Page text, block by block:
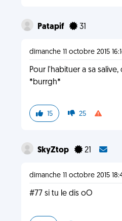
Patapif 31
dimanche 11 octobre 2015
Pour l'habituer a sa
*burrgh*
15 25
SkyZtop 21
dimanche 11 octobre 2015
#77 si tu le dis oO